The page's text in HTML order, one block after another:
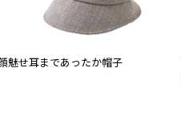
魅せ耳まであったか帽子